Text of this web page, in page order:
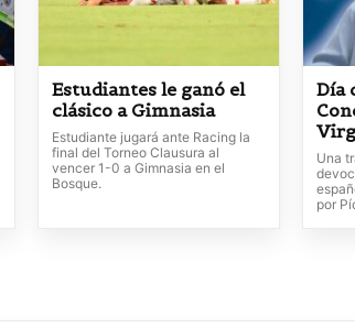
Estudiantes le ganó el
clásico a Gimnasia
Estudiante jugará ante Racing la
final del Torneo Clausura al
vencer 1-0 a Gimnasia en el
Bosque.
Día
Una
por